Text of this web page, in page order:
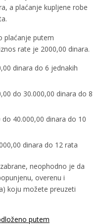
a plaćanje kupljene robe
plaćanje putem
rate je 2000,00 dinara.
dinara do 6 jednakih
do 30.000,00 dinara do 8
40.000,00 dinara do 10
dinara do 12 rata
neophodno je da
overenu i
koju možete preuzeti
putem